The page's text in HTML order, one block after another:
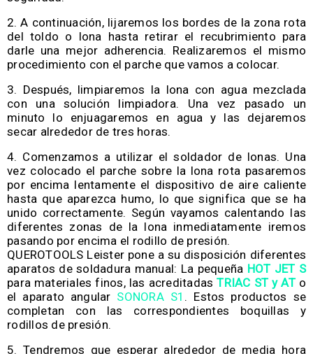
A continuación, lijaremos los bordes de la zona rota
del toldo o lona hasta retirar el recubrimiento para
darle una mejor adherencia. Realizaremos el mismo
procedimiento con el parche que vamos a colocar.
Después, limpiaremos la lona con agua mezclada
con una solución limpiadora. Una vez pasado un
minuto lo enjuagaremos en agua y las dejaremos
secar alrededor de tres horas.
Comenzamos a utilizar el soldador de lonas. Una
vez colocado el parche sobre la lona rota pasaremos
por encima lentamente el dispositivo de aire caliente
hasta que aparezca humo, lo que significa que se ha
unido correctamente. Según vayamos calentando las
diferentes zonas de la lona inmediatamente iremos
pasando por encima el rodillo de presión.
QUEROTOOLS Leister pone a su disposición diferentes
aparatos de soldadura manual: La pequeña HOT JET S
para materiales finos, las acreditadasTRIAC ST y ATo
el aparato angular SONORA S1 . Estos productos se
completan con las correspondientes boquillas y
rodillos de presión.
Tendremos que esperar alrededor de media hora